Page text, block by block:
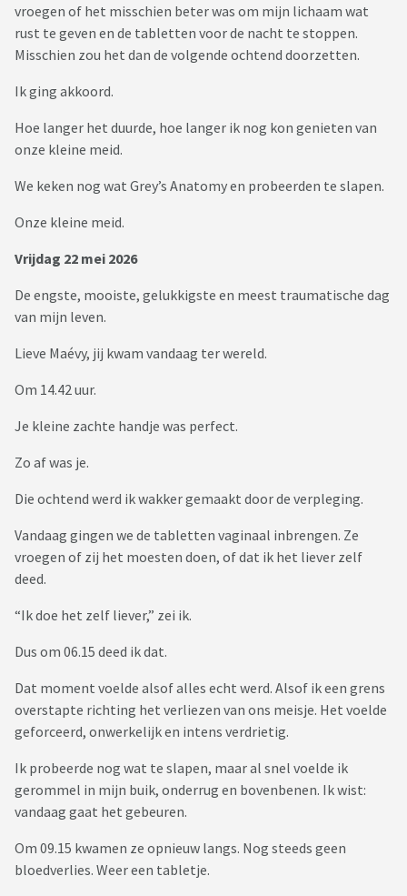
vroegen of het misschien beter was om mijn lichaam wat
rust te geven en de tabletten voor de nacht te stoppen.
Misschien zou het dan de volgende ochtend doorzetten.
Ik ging akkoord.
Hoe langer het duurde, hoe langer ik nog kon genieten van
onze kleine meid.
We keken nog wat Grey’s Anatomy en probeerden te slapen.
Onze kleine meid.
Vrijdag 22 mei 2026
De engste, mooiste, gelukkigste en meest traumatische dag
van mijn leven.
Lieve Maévy, jij kwam vandaag ter wereld.
Om 14.42 uur.
Je kleine zachte handje was perfect.
Zo af was je.
Die ochtend werd ik wakker gemaakt door de verpleging.
Vandaag gingen we de tabletten vaginaal inbrengen. Ze
vroegen of zij het moesten doen, of dat ik het liever zelf
deed.
“Ik doe het zelf liever,” zei ik.
Dus om 06.15 deed ik dat.
Dat moment voelde alsof alles echt werd. Alsof ik een grens
overstapte richting het verliezen van ons meisje. Het voelde
geforceerd, onwerkelijk en intens verdrietig.
Ik probeerde nog wat te slapen, maar al snel voelde ik
gerommel in mijn buik, onderrug en bovenbenen. Ik wist:
vandaag gaat het gebeuren.
Om 09.15 kwamen ze opnieuw langs. Nog steeds geen
bloedverlies. Weer een tabletje.